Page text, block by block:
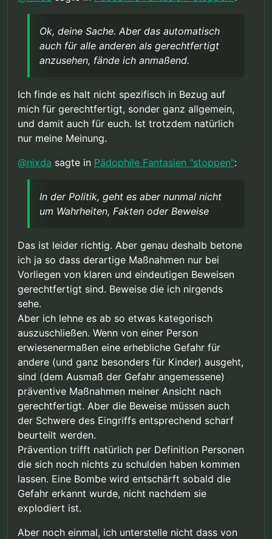
auch präventiv gerechtfertigt.”
ich anmaßend.
@chrissysagte inPädophile Fantasien "stoppen"
“Dieser Nachweis einer zumindest hohen
vorhanden und nach allem was wir wissen
auch nicht erbringbar, da alle aktuell
vorliegenden Daten das Gegenteil sagen.
Daher ist diese ganze Diskussion rein
hypothetisch.”
In der Politik, geht es aber nunmal nicht um
Wahrheiten, Fakten oder Beweise, sondern allein
um knallharte Interessen und da man dafür auch
gerne mal diskriminierte Randgruppen, (von denen
kaum wirksame Gegenwehr zu erwarten ist) über
die Klinge springen läßt, kann so eine
hypothetische Diskussion, auch mehr oder weniger
schnell von der Realität eingeholt werden.
Ok, deine Sache. Aber das automatisch
auch für alle anderen als gerechtfertigt
anzusehen, fände ich anmaßend.
Ich finde es halt nicht spezifisch in Bezug auf
mich für gerechtfertigt, sonder ganz allgemein,
und damit auch für euch. Ist trotzdem natürlich
nur meine Meinung.
@nixda sagte in Pädophile Fantasien "stoppen":
In der Politik, geht es aber nunmal nicht
um Wahrheiten, Fakten oder Beweise
Das ist leider richtig. Aber genau deshalb betone
ich ja so dass derartige Maßnahmen nur bei
Vorliegen von klaren und eindeutigen Beweisen
gerechtfertigt sind. Beweise die ich nirgends
sehe.
Aber ich lehne es ab so etwas kategorisch
auszuschließen. Wenn von einer Person
erwiesenermaßen eine erhebliche Gefahr für
andere (und ganz besonders für Kinder) ausgeht,
sind (dem Ausmaß der Gefahr angemessene)
präventive Maßnahmen meiner Ansicht nach
gerechtfertigt. Aber die Beweise müssen auch
der Schwere des Eingriffs entsprechend scharf
beurteilt werden.
Prävention trifft natürlich per Definition Personen
die sich noch nichts zu schulden haben kommen
lassen. Eine Bombe wird entschärft sobald die
Gefahr erkannt wurde, nicht nachdem sie
explodiert ist.
Aber noch einmal, ich unterstelle nicht dass von